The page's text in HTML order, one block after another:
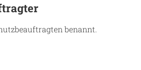
benannt.